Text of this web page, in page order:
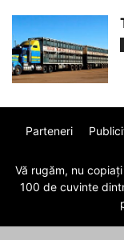
Parteneri
Vă rugăm, nu
100 de cuvinte